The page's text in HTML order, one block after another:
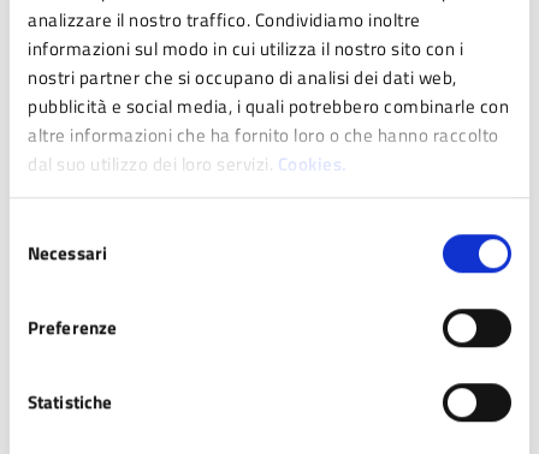
analizzare il nostro traffico. Condividiamo inoltre
informazioni sul modo in cui utilizza il nostro sito con i
nostri partner che si occupano di analisi dei dati web,
pubblicità e social media, i quali potrebbero combinarle con
altre informazioni che ha fornito loro o che hanno raccolto
dal suo utilizzo dei loro servizi. Cookies.
delNecessari
Preferenze
Statistiche
Domanda di autorizzazione
allacciamento alla pubblica
fognatura
Documenti